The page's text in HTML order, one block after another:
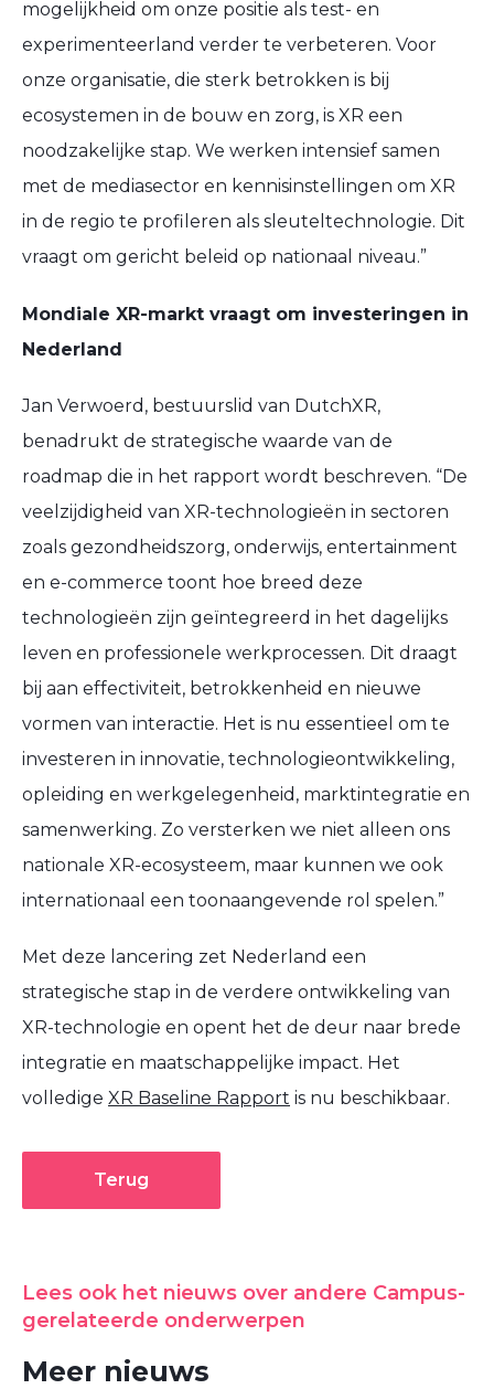
mogelijkheid om onze positie als test- en
experimenteerland verder te verbeteren. Voor
onze organisatie, die sterk betrokken is bij
ecosystemen in de bouw en zorg, is XR een
noodzakelijke stap. We werken intensief samen
met de mediasector en kennisinstellingen om XR
in de regio te profileren als sleuteltechnologie. Dit
vraagt om gericht beleid op nationaal niveau.”
Mondiale XR-markt vraagt om investeringen in
Nederland
Jan Verwoerd, bestuurslid van DutchXR,
benadrukt de strategische waarde van de
roadmap die in het rapport wordt beschreven. “De
veelzijdigheid van XR-technologieën in sectoren
zoals gezondheidszorg, onderwijs, entertainment
en e-commerce toont hoe breed deze
technologieën zijn geïntegreerd in het dagelijks
leven en professionele werkprocessen. Dit draagt
bij aan effectiviteit, betrokkenheid en nieuwe
vormen van interactie. Het is nu essentieel om te
investeren in innovatie, technologieontwikkeling,
opleiding en werkgelegenheid, marktintegratie en
samenwerking. Zo versterken we niet alleen ons
nationale XR-ecosysteem, maar kunnen we ook
internationaal een toonaangevende rol spelen.”
Met deze lancering zet Nederland een
strategische stap in de verdere ontwikkeling van
XR-technologie en opent het de deur naar brede
integratie en maatschappelijke impact. Het
volledige XR Baseline Rapport is nu beschikbaar.
Terug
Lees ook het nieuws over andere Campus-
gerelateerde onderwerpen
Meer nieuws